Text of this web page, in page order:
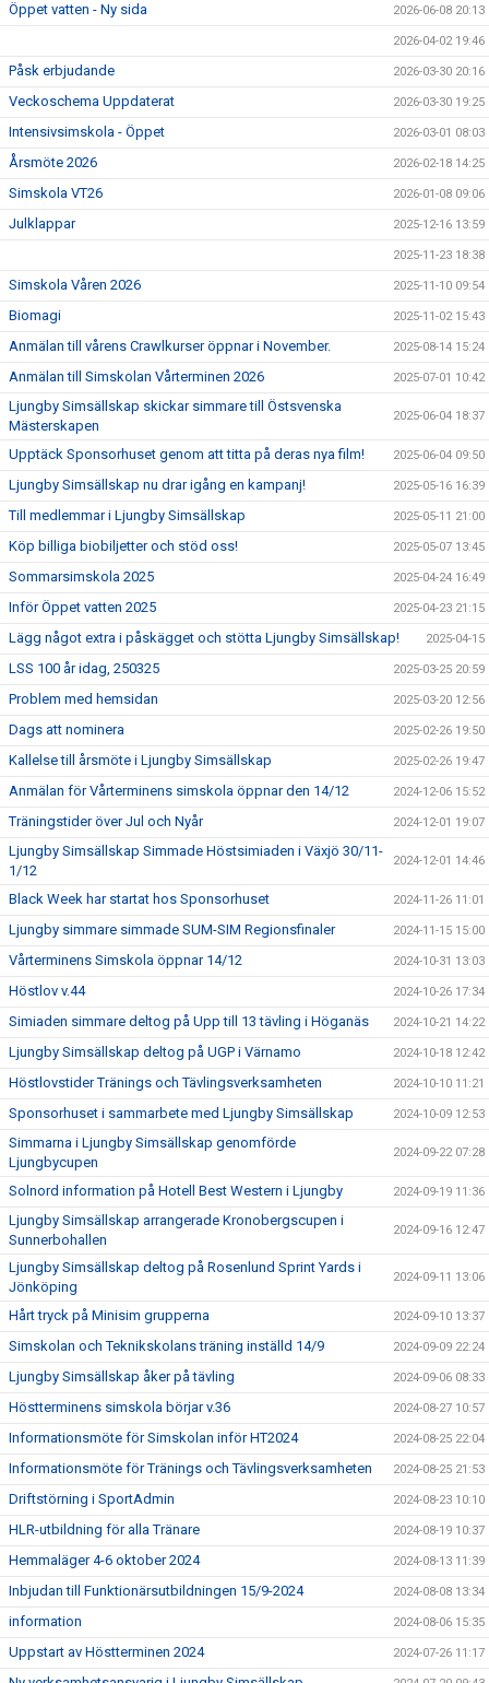
Öppet vatten - Ny sida 2026-06-08 20:13
2026-04-02 19:46
Påsk erbjudande 2026-03-30 20:16
Veckoschema Uppdaterat 2026-03-30 19:25
Intensivsimskola - Öppet 2026-03-01 08:03
Årsmöte 2026 2026-02-18 14:25
Simskola VT26 2026-01-08 09:06
Julklappar 2025-12-16 13:59
2025-11-23 18:38
Simskola Våren 2026 2025-11-10 09:54
Biomagi 2025-11-02 15:43
Anmälan till vårens Crawlkurser öppnar i November. 2025-08-14 15:24
Anmälan till Simskolan Vårterminen 2026 2025-07-01 10:42
Ljungby Simsällskap skickar simmare till Östsvenska
Mästerskapen
2025-06-04 18:37
Upptäck Sponsorhuset genom att titta på deras nya film! 2025-06-04 09:50
Ljungby Simsällskap nu drar igång en kampanj! 2025-05-16 16:39
Till medlemmar i Ljungby Simsällskap 2025-05-11 21:00
Köp billiga biobiljetter och stöd oss! 2025-05-07 13:45
Sommarsimskola 2025 2025-04-24 16:49
Inför Öppet vatten 2025 2025-04-23 21:15
Lägg något extra i påskägget och stötta Ljungby Simsällskap! 2025-04-15
LSS 100 år idag, 250325 2025-03-25 20:59
Problem med hemsidan 2025-03-20 12:56
Dags att nominera 2025-02-26 19:50
Kallelse till årsmöte i Ljungby Simsällskap 2025-02-26 19:47
Anmälan för Vårterminens simskola öppnar den 14/12 2024-12-06 15:52
Träningstider över Jul och Nyår 2024-12-01 19:07
Ljungby Simsällskap Simmade Höstsimiaden i Växjö 30/11-
1/12
2024-12-01 14:46
Black Week har startat hos Sponsorhuset 2024-11-26 11:01
Ljungby simmare simmade SUM-SIM Regionsfinaler 2024-11-15 15:00
Vårterminens Simskola öppnar 14/12 2024-10-31 13:03
Höstlov v.44 2024-10-26 17:34
Simiaden simmare deltog på Upp till 13 tävling i Höganäs 2024-10-21 14:22
Ljungby Simsällskap deltog på UGP i Värnamo 2024-10-18 12:42
Höstlovstider Tränings och Tävlingsverksamheten 2024-10-10 11:21
Sponsorhuset i sammarbete med Ljungby Simsällskap 2024-10-09 12:53
Simmarna i Ljungby Simsällskap genomförde
Ljungbycupen
2024-09-22 07:28
Solnord information på Hotell Best Western i Ljungby 2024-09-19 11:36
Ljungby Simsällskap arrangerade Kronobergscupen i
Sunnerbohallen
2024-09-16 12:47
Ljungby Simsällskap deltog på Rosenlund Sprint Yards i
Jönköping
2024-09-11 13:06
Hårt tryck på Minisim grupperna 2024-09-10 13:37
Simskolan och Teknikskolans träning inställd 14/9 2024-09-09 22:24
Ljungby Simsällskap åker på tävling 2024-09-06 08:33
Höstterminens simskola börjar v.36 2024-08-27 10:57
Informationsmöte för Simskolan inför HT2024 2024-08-25 22:04
Informationsmöte för Tränings och Tävlingsverksamheten 2024-08-25 21:53
Driftstörning i SportAdmin 2024-08-23 10:10
HLR-utbildning för alla Tränare 2024-08-19 10:37
Hemmaläger 4-6 oktober 2024 2024-08-13 11:39
Inbjudan till Funktionärsutbildningen 15/9-2024 2024-08-08 13:34
information 2024-08-06 15:35
Uppstart av Höstterminen 2024 2024-07-26 11:17